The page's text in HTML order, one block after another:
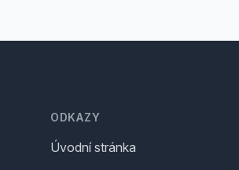
ODKAZY
Úvodní stránka